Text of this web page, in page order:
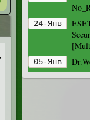
24-Янв
05-Янв